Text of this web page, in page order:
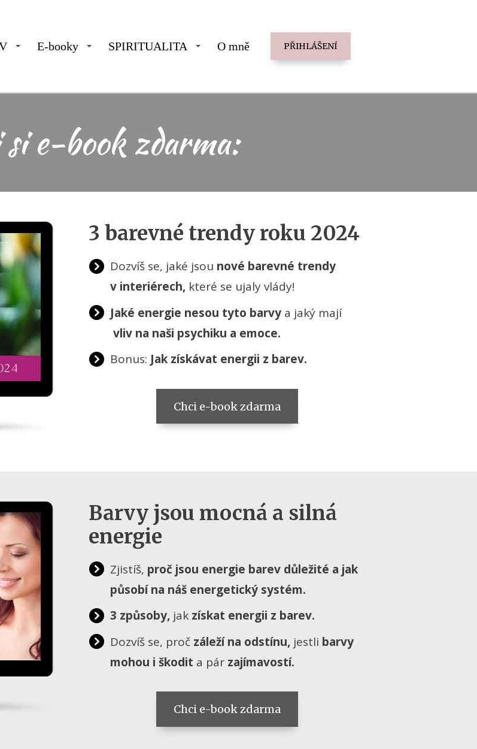
E-booky SPIRITUALITA O mně PŘIHLÁŠENÍ
e-book zdarma:
3 barevné trendy roku 2024
Dozvíš se, jaké jsou nové barevné trendy
v interiérech, které se ujaly vlády!
Jaké energie nesou tyto barvy a jaký mají
vliv na naši psychiku a emoce.
Bonus: Jak získávat energii z barev.
Chci e-book zdarma
Barvy jsou mocná a silná
energie
Zjistíš, proč jsou energie barev důležité a jak
působí na náš energetický systém.
3 způsoby, jak získat energii z barev.
Dozvíš se, proč záleží na odstínu, jestli barvy
mohou i škodit a pár zajímavostí.
Chci e-book zdarma